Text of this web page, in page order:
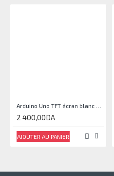
2 400,00DA
AJOUTER AU PANIER